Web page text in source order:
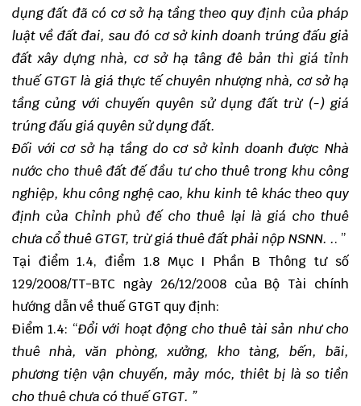
dụng đất đã có cơ sở hạ tầng theo quy định của pháp
luật về đất đai, sau đó cơ sở kinh doanh trúng đấu giả
đất xây dựng nhà, cơ sở hạ tâng đê bản thì giá tỉnh
thuế GTGT là giá thực tế chuyên nhượng nhà, cơ sở hạ
tầng củng với chuyến quyên sử dụng đất trừ (-) giá
trúng đấu giá quyên sử dụng đất.
Đối với cơ sở hạ tầng do cơ sở kỉnh doanh được Nhà
nước cho thuê đất đế đầu tư cho thuê trong khu công
nghiệp, khu công nghệ cao, khu kinh tê khác theo quy
định của Chỉnh phủ đế cho thuê lại là giá cho thuê
chưa cổ thuê GTGT, trừ giá thuê đất phải nộp NSNN. .. ”
Tại điểm 1.4, điểm 1.8 Mục I Phần B Thông tư số
129/2008/TT-BTC ngày 26/12/2008 của Bộ Tài chính
hướng dẫn về thuế GTGT quy định:
Điểm 1.4: “Đổi với hoạt động cho thuê tài sản như cho
thuê nhà, văn phòng, xưởng, kho tàng, bến, bãi,
phương tiện vận chuyến, mảy móc, thiêt bị là so tiền
cho thuê chưa có thuế GTGT. ”